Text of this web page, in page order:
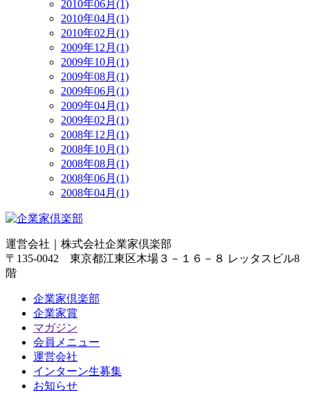
2010年06月(1)
2010年04月(1)
2010年02月(1)
2009年12月(1)
2009年10月(1)
2009年08月(1)
2009年06月(1)
2009年04月(1)
2009年02月(1)
2008年12月(1)
2008年10月(1)
2008年08月(1)
2008年06月(1)
2008年04月(1)
運営会社｜ 株式会社企業家倶楽部
〒135-0042 東京都江東区木場３－１６－８ レッタスビル8
階
企業家倶楽部
企業家賞
マガジン
会員メニュー
運営会社
インターン生募集
お知らせ